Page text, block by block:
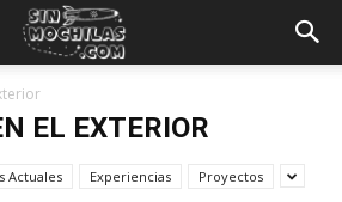
EL EXTERIOR
Actuales Experiencias Proyectos